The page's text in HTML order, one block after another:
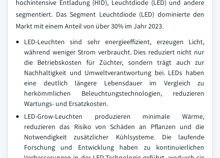
hochintensive Entladung (HID), Leuchtdiode (LED) und andere
segmentiert. Das Segment Leuchtdiode (LED) dominierte den
Markt mit einem Anteil von über 30% im Jahr 2023.
LED-Leuchten sind sehr energieeffizient, erzeugen Licht,
während weniger Strom verbraucht. Dies reduziert nicht nur
die Betriebskosten für Züchter, sondern trägt auch zur
Nachhaltigkeit und Umweltverantwortung bei. LEDs haben
eine deutlich längere Lebensdauer im Vergleich zu
herkömmlichen Beleuchtungstechnologien, reduzieren
Wartungs- und Ersatzkosten.
LED-Grow-Leuchten produzieren minimale Wärme,
reduzieren das Risiko von Schäden an Pflanzen und die
Notwendigkeit zusätzlicher Kühlsysteme. Die laufende
Forschung und Entwicklung haben zu kontinuierlichen